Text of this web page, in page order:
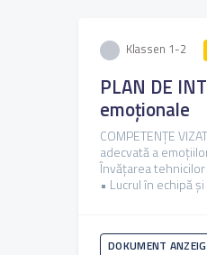
Klassen 1-2
PLAN DE
emoționale
COMPETENȚE
adecvată a
Învățarea
• Lucrul în echipă
DOKUMENT